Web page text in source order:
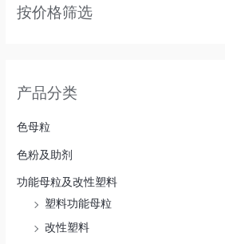
按价格筛选
产品分类
色母粒
色粉及助剂
功能母粒及改性塑料
塑料功能母粒
改性塑料